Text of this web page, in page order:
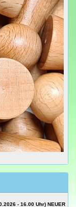
- 16.00 Uhr) NEUER